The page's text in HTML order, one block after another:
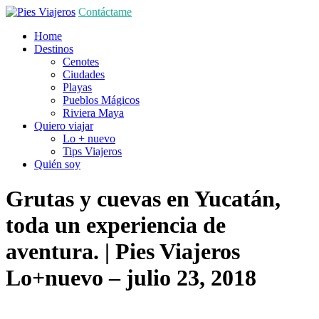
Contáctame
Home
Destinos
Cenotes
Ciudades
Playas
Pueblos Mágicos
Riviera Maya
Quiero viajar
Lo + nuevo
Tips Viajeros
Quién soy
Grutas y cuevas en Yucatán,
toda un experiencia de
aventura. | Pies Viajeros
Lo+nuevo – julio 23, 2018